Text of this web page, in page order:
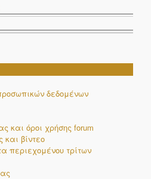
δεδομένων
και όροι χρήσης forum
βίντεο
περιεχομένου τρίτων